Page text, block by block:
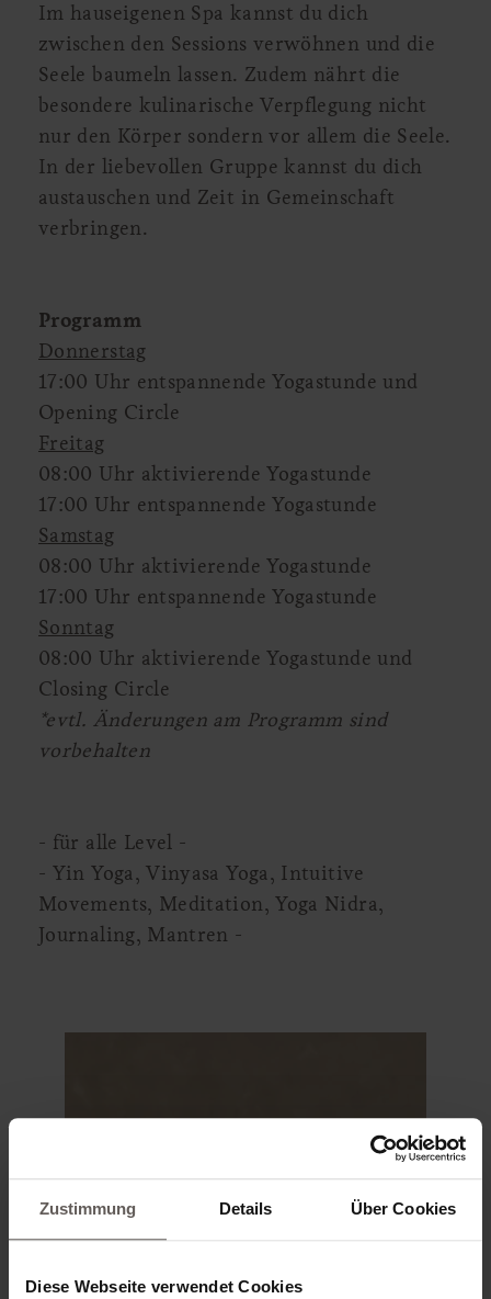
Zustimmung Details Über Cookies
Diese Webseite verwendet Cookies
Im hauseigenen Spa kannst du dich
zwischen den Sessions verwöhnen und die
Seele baumeln lassen. Zudem nährt die
besondere kulinarische Verpflegung nicht
nur den Körper sondern vor allem die Seele.
In der liebevollen Gruppe kannst du dich
austauschen und Zeit in Gemeinschaft
verbringen.
Programm
Donnerstag
17:00 Uhr entspannende Yogastunde und
Opening Circle
Freitag
08:00 Uhr aktivierende Yogastunde
17:00 Uhr entspannende Yogastunde
Samstag
08:00 Uhr aktivierende Yogastunde
17:00 Uhr entspannende Yogastunde
Sonntag
08:00 Uhr aktivierende Yogastunde und
Closing Circle
*evtl. Änderungen am Programm sind
vorbehalten
- für alle Level -
- Yin Yoga, Vinyasa Yoga, Intuitive
Movements, Meditation, Yoga Nidra,
Journaling, Mantren -